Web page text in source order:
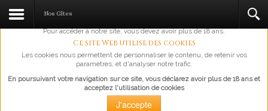
L'abus d'alcool est dangereux pour la santé, à consommer avec
Pour accéder à notre site, vous devez avoir plus de 18 ans.
Ce site Web utilise des cookies
Les cookies nous permettent de personnaliser le contenu, de retenir vos
paramètres, et d'analyser notre trafic.
En poursuivant votre navigation sur ce site, vous déclarez avoir plus de 18 ans et
acceptez l'utilisation de cookies
J'accepte
Nos Gîtes